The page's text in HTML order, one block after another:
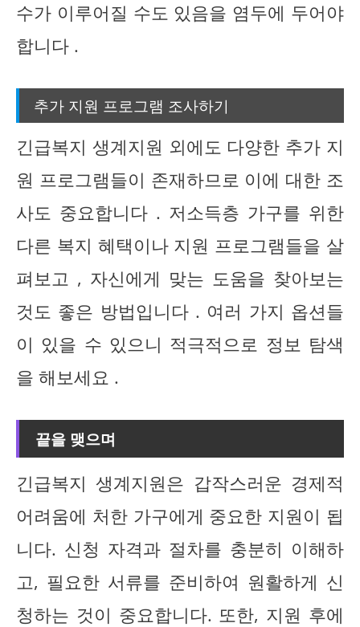
수가 이루어질 수도 있음을 염두에 두어야
합니다 .
추가 지원 프로그램 조사하기
긴급복지 생계지원 외에도 다양한 추가 지
원 프로그램들이 존재하므로 이에 대한 조
사도 중요합니다 . 저소득층 가구를 위한
다른 복지 혜택이나 지원 프로그램들을 살
펴보고 , 자신에게 맞는 도움을 찾아보는
것도 좋은 방법입니다 . 여러 가지 옵션들
이 있을 수 있으니 적극적으로 정보 탐색
을 해보세요 .
끝을 맺으며
긴급복지 생계지원은 갑작스러운 경제적
어려움에 처한 가구에게 중요한 지원이 됩
니다. 신청 자격과 절차를 충분히 이해하
고, 필요한 서류를 준비하여 원활하게 신
청하는 것이 중요합니다. 또한, 지원 후에